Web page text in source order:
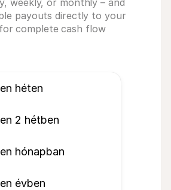
weekly, or monthly – and
payouts directly to your
complete cash flow
héten
2 hétben
hónapban
évben